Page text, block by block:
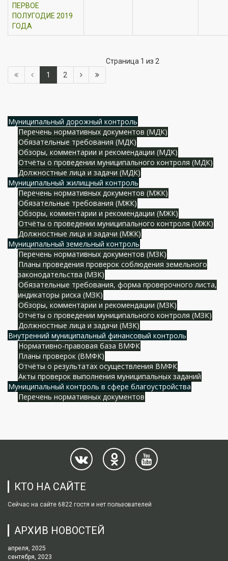
ПЕРВОЕ
ПОЛУГОДИЕ 2019
ГОДА
Страница 1 из 2
1
2
Муниципальный дорожный контроль
Перечень нормативных документов (МДК)
Обязательные требования (МДК)
Обзоры, комментарии и рекомендации (МДК)
Отчёты о проведении муниципального контроля (МДК)
Должностные лица и задачи (МДК)
Муниципальный жилищный контроль
Перечень нормативных документов (МЖК)
Обязательные требования (МЖК)
Обзоры, комментарии и рекомендации (МЖК)
Отчёты о проведении муниципального контроля (МЖК)
Должностные лица и задачи (МЖК)
Муниципальный земельный контроль
Перечень нормативных документов (МЗК)
Планы проведения проверок соблюдения земельного
законодательства (МЗК)
Обязательные требования, форма проверочного листа,
индикаторы риска (МЗК)
Обзоры, комментарии и рекомендации (МЗК)
Отчёты о проведении муниципального контроля (МЗК)
Должностные лица и задачи (МЗК)
Внутренний муниципальный финансовый контроль
Нормативно-правовая база ВМФК
Планы проверок (ВМФК)
Отчёты о результатах осуществления ВМФК
Акты проверок выполнения муниципальных заданий
Муниципальный контроль в сфере благоустройства
Перечень нормативных документов
КТО НА САЙТЕ
Сейчас на сайте 6822 гостя и нет пользователей
АРХИВ НОВОСТЕЙ
апреля, 2025
сентября, 2023